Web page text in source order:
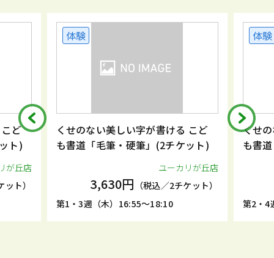
ど
ト)
が丘店
ト）
体験
くせのない美しい字が書ける こど
も書道「毛筆・硬筆」(2チケット)
ユーカリが丘店
3,630円 （税込／2チケット）
第1・3週（木）16:55～18:10
体験
くせ
も書
第2・4